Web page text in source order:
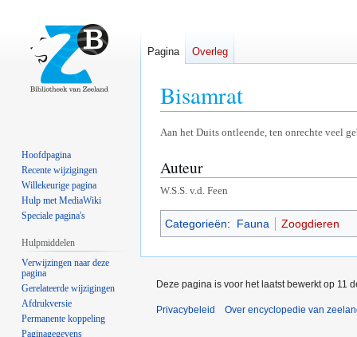
Bisamrat
Naar
springen
Naar
springen
Aan het Duits ontleende, ten onrechte veel
Auteur
W.S.S. v.d. Feen
Categorieën: Fauna Zoogdieren
Pagina Overleg
Hoofdpagina
Recente wijzigingen
Willekeurige pagina
Hulp met MediaWiki
Speciale pagina's
Hulpmiddelen
Verwijzingen naar deze
pagina
Gerelateerde wijzigingen
Afdrukversie
Permanente koppeling
Paginagegevens
Deze pagina is voor het laatst bewerkt op 11
Privacybeleid Over encyclopedie van